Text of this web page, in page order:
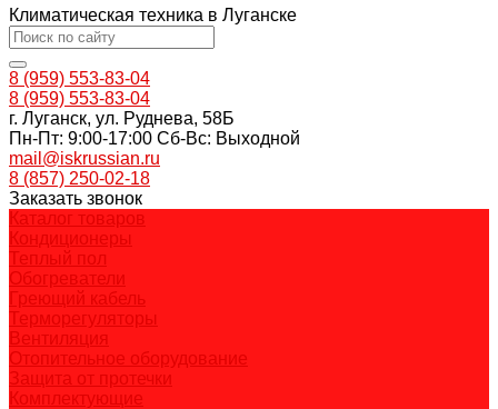
Климатическая техника в Луганске
8 (959) 553-83-04
8 (959) 553-83-04
г. Луганск, ул. Руднева, 58Б
Пн-Пт: 9:00-17:00 Cб-Вс: Выходной
mail@iskrussian.ru
8 (857) 250-02-18
Заказать звонок
Каталог товаров
Кондиционеры
Теплый пол
Обогреватели
Греющий кабель
Терморегуляторы
Вентиляция
Отопительное оборудование
Защита от протечки
Комплектующие